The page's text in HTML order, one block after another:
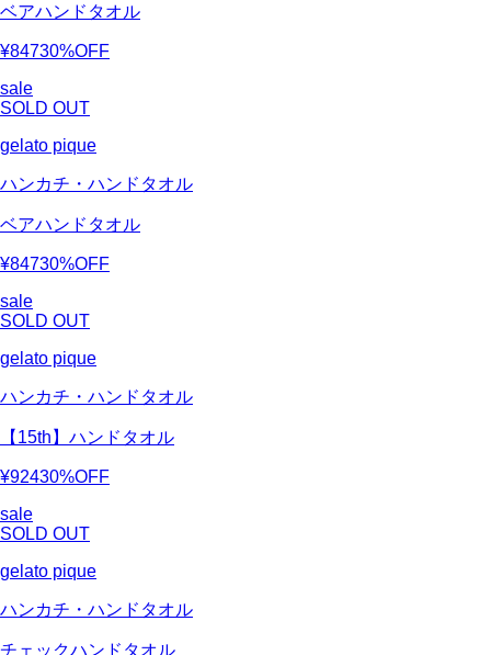
ベアハンドタオル
¥84730%OFF
sale
SOLD OUT
gelato pique
ハンカチ・ハンドタオル
ベアハンドタオル
¥84730%OFF
sale
SOLD OUT
gelato pique
ハンカチ・ハンドタオル
【15th】ハンドタオル
¥92430%OFF
sale
SOLD OUT
gelato pique
ハンカチ・ハンドタオル
チェックハンドタオル